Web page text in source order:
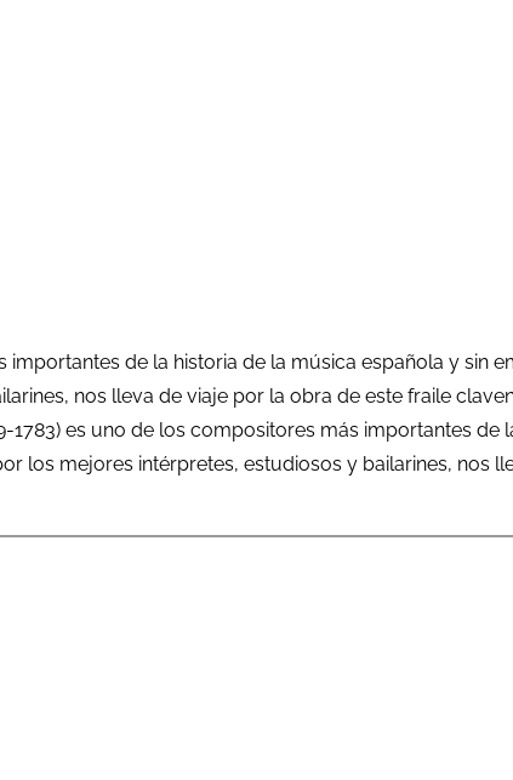
de la historia de la música española y sin
nos lleva de viaje por la obra de este fraile
es uno de los compositores más importantes
los mejores intérpretes, estudiosos y bailarines, nos